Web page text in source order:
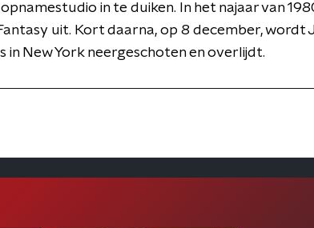
in te duiken. In het najaar van
uit. Kort daarna, op 8 december, wordt
in New York neergeschoten en overlijdt.